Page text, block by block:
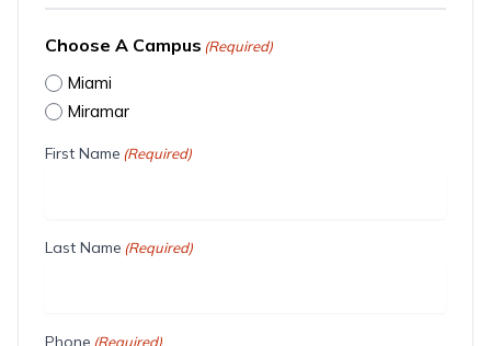
Choose A Campus (Required)
Miami
Miramar
First Name (Required)
Last Name (Required)
Phone (Required)